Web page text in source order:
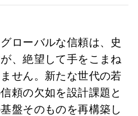
ローバルな信頼は、史
、絶望して手をこまね
せん。新たな世代の若
頼の欠如を設計課題と
盤そのものを再構築し